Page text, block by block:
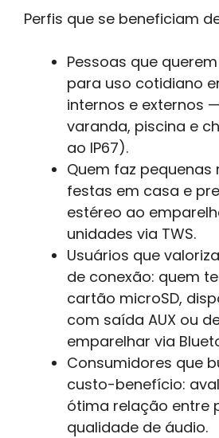
Perfis que se beneficiam
Pessoas que
para uso cotidiano
internos e externos
varanda, piscina e
ao IP67).
Quem faz pequenas
festas em casa e
estéreo ao
unidades via TWS.
Usuários que
de conexão: quem
cartão microSD,
com saída AUX ou
emparelhar via
Consumidores que
custo-benefício:
ótima relação entre
qualidade de áudio.